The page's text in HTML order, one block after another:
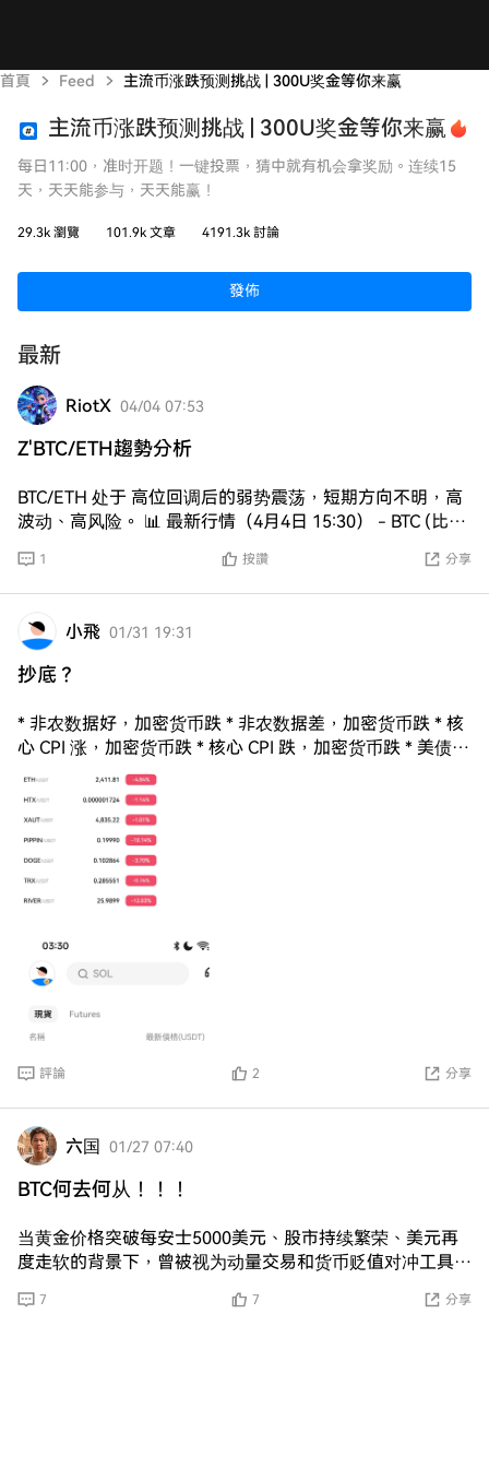
首頁 Feed 主流币涨跌预测挑战 | 300U奖金等你来赢
主流币涨跌预测挑战 | 300U奖金等你来赢
每日11:00，准时开题！一键投票，猜中就有机会拿奖励。连续15
天，天天能参与，天天能赢！
29.3k 瀏覽 101.9k 文章 4191.3k 討論
發佈
最新
RiotX 04/04 07:53
Z'BTC/ETH趨勢分析
BTC/ETH 处于 高位回调后的弱势震荡，短期方向不明，高
波动、高风险。 📊 最新行情（4月4日 15:30） - BTC (比特
–6.9万 区间震荡 - 关键位： - 支撑：$65,000（生死线） -
压力：$69,000–70,000（强阻力） ​ - ETH (以太坊) - 现
价：$2,060 附近 - 24h：±1% 震荡 - 状态：弱于BTC，
2000–2150 震荡 - 关键位： - 支撑：$2,000–2,050 - 压
力：$2,180–2,200 🔍 影响因素（4月） - 偏空 - 美联储高
利率、美元偏强 - 机构ETF资金流入疲软 - 技术面：周线下
跌趋势、均线空头 - 偏多 - 超跌后有反弹需求 - 6.5万附近
支撑较强 - 年中ETH升级预期
1 按讚 分享
小飛 01/31 19:31
抄底？
* 非农数据好，加密货币跌 * 非农数据差，加密货币跌 * 核
心 CPI 涨，加密货币跌 * 核心 CPI 跌，加密货币跌 * 美债殖
利率升，加密货币跌 * 美债殖利率降，加密货币跌 * 美元指
数走强，加密货币跌 * 美元指数走弱，加密货币跌 * 美股盘
前大涨，加密货币跌 * 美股盘后重挫，加密货币跌 * 耶伦发
表讲话，加密货币跌 * 联准会维持利率，加密货币跌 * 联准
会宣布降息，加密货币跌 * 欧元区通膨高点，加密货币跌 *
欧洲央行升息，加密货币跌 * 原油价格飙升，加密货币跌 *
ISM 制造业指数好，加密货币跌 * ISM 制造业指数差，加密
货币跌 * 区域性银行危机，加密货币跌 * 银行体系稳健，加
密货币跌 * 国际贸易逆差，加密货币跌 * 国际贸易顺差，加
密货币跌 * 外汇储备增加，加密货币跌 * 全球债务创新高，
加密货币跌 * 消费者信心增强，加密货币跌 * 消费者信心低
評論 2 分享
六国 01/27 07:40
BTC何去何从！！！
当黄金价格突破每安士5000美元、股市持续繁荣、美元再
度走软的背景下，曾被视为动量交易和货币贬值对冲工具的
前，交易量萎靡，长期信仰者正转向股票和贵金属等更可靠
7 7 分享